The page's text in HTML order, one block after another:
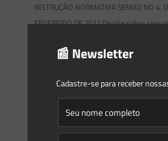
INSTRUÇÃO NORMATIVA SEMAD NO 4,
FEVEREIRO DE 2021 Dispõe sobre
enquanto permanecer inoperante
Saes Advogadoson 08/02/2021
📰 Newsletter
Cadastre-se para receber